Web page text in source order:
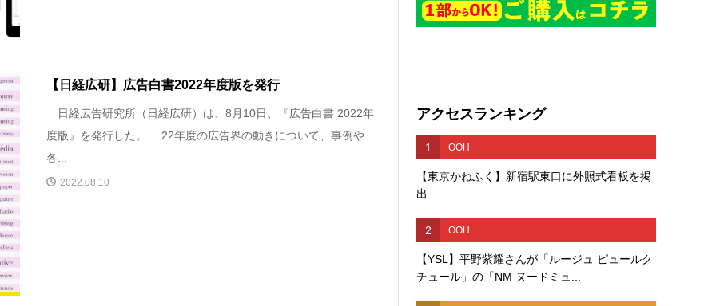
【日経広研】広告白書2022年度版を発行
日経広告研究所（日経広研）は、8月10日、『広告白書 2022年
度版』を発行した。 22年度の広告界の動きについて、事例や
各...
2022.08.10
アクセスランキング
1 OOH
【東京かねふく】新宿駅東口に外照式看板を掲
出
2 OOH
【YSL】平野紫耀さんが「ルージュ ピュールク
チュール」の「NM ヌードミュ...